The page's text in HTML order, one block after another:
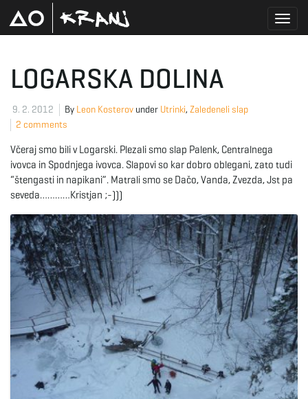
g
l
e
n
LOGARSKA DOLINA
9. 2. 2012 By Leon Kosterov under Utrinki, Zaledeneli slap
2 comments
Včeraj smo bili v Logarski. Plezali smo slap Palenk, Centralnega
ivovca in Spodnjega ivovca. Slapovi so kar dobro oblegani, zato tudi
“štengasti in napikani”. Matrali smo se Dačo, Vanda, Zvezda, Jst pa
seveda…………Kristjan ;-)))